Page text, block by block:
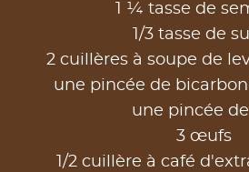
1 ¼ tasse de
1/3 tasse de
2 cuillères à soupe de
une pincée de
une pincée de
3 œufs
1/2 cuillère à café